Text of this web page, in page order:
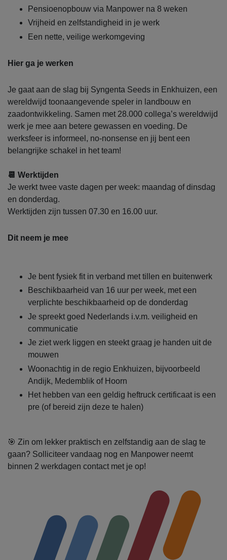
Pensioenopbouw via Manpower na 8 weken
Vrijheid en zelfstandigheid in je werk
Een nette, veilige werkomgeving
Hier ga je werken
Je gaat aan de slag bij Syngenta Seeds in Enkhuizen, een
wereldwijd toonaangevende speler in landbouw en
zaadontwikkeling. Samen met 28.000 collega’s wereldwijd
werk je mee aan betere gewassen en voeding. De
werksfeer is informeel, no-nonsense en jij bent een
belangrijke schakel in het team!
📆 Werktijden
Je werkt twee vaste dagen per week: maandag of dinsdag
en donderdag.
Werktijden zijn tussen 07.30 en 16.00 uur.
Dit neem je mee
Je bent fysiek fit in verband met tillen en buitenwerk
Beschikbaarheid van 16 uur per week, met een
verplichte beschikbaarheid op de donderdag
Je spreekt goed Nederlands i.v.m. veiligheid en
communicatie
Je ziet werk liggen en steekt graag je handen uit de
mouwen
Woonachtig in de regio Enkhuizen, bijvoorbeeld
Andijk, Medemblik of Hoorn
Het hebben van een geldig heftruck certificaat is een
pre (of bereid zijn deze te halen)
🎯 Zin om lekker praktisch en zelfstandig aan de slag te
gaan? Solliciteer vandaag nog en Manpower neemt
binnen 2 werkdagen contact met je op!